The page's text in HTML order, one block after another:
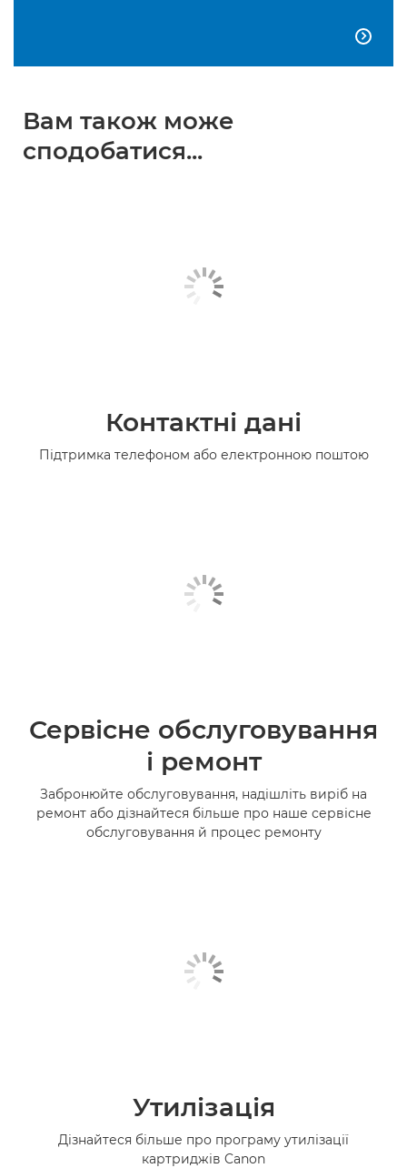

Вам також може
сподобатися...
Контактні дані
Підтримка телефоном або електронною поштою
Сервісне обслуговування
і ремонт
Забронюйте обслуговування, надішліть виріб на
ремонт або дізнайтеся більше про наше сервісне
обслуговування й процес ремонту
Утилізація
Дізнайтеся більше про програму утилізації
картриджів Canon